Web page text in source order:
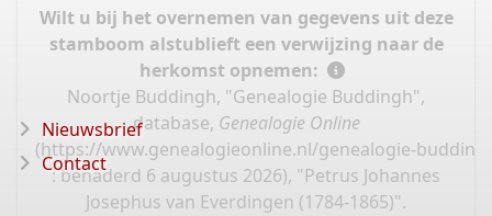
Wilt u bij het overnemen van gegevens uit deze
stamboom alstublieft een verwijzing naar de
herkomst opnemen:
Noortje Buddingh, "Genealogie Buddingh",
database, Genealogie Online
(https://www.genealogieonline.nl/genealogie-
: benaderd 6 augustus 2026), "Petrus Johannes
Josephus van Everdingen (1784-1865)".
Nieuwsbrief
Contact